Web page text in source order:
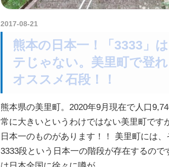
2017-08-21amataViNavi
熊本の日本一！「3333」
テじゃない。美里町で登
オススメ石段！！
熊本県の美里町。2020年9月現在で人口
常に大きいというわけではない美里町です
日本一のものがあります！！ 美里町には、
3333段という日本一の階段が存在するので